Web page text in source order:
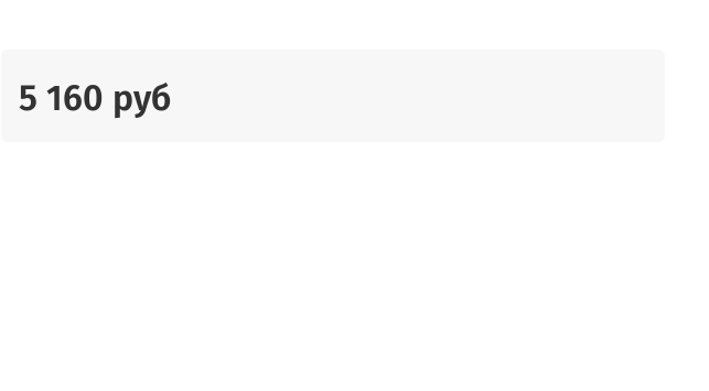
5 160 руб